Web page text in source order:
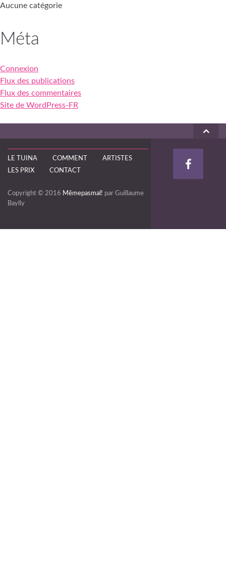
Aucune catégorie
Méta
Connexion
Flux des publications
Flux des commentaires
Site de WordPress-FR
LE TUINA COMMENT
ARTISTES
LES PRIX
CONTACT
Copyright © 2016 Mêmepasmal! par Guillaume
Baylly